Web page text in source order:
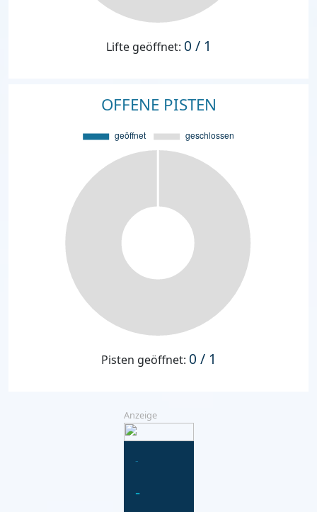
Lifte geöffnet: 0 / 1
OFFENE PISTEN
Pisten geöffnet: 0 / 1
Anzeige
-
-